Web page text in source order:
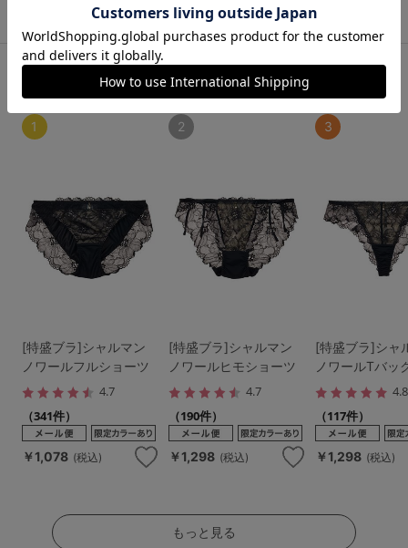
この商品と一緒に見られている商品
ショーツ人気ランキング
1
[特盛ブラ]シャルマン
ノワールフルショーツ
4.7
（341件）
￥1,078 (税込)
2
[特盛ブラ]シャルマン
ノワールヒモショーツ
4.7
（190件）
￥1,298 (税込)
3
[特盛ブラ]シャ
ノワールTバッ
4.8
（117件）
￥1,298 (税込)
もっと見る